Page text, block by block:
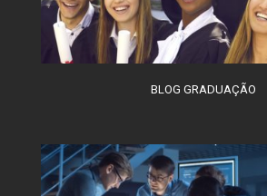
BLOG GRADUAÇÃO